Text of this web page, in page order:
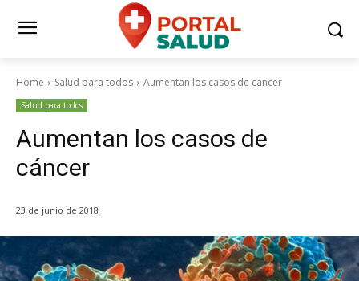
Home Salud para todos Aumentan los casos de cáncer
Salud para todos
Aumentan los casos de
cáncer
23 de junio de 2018